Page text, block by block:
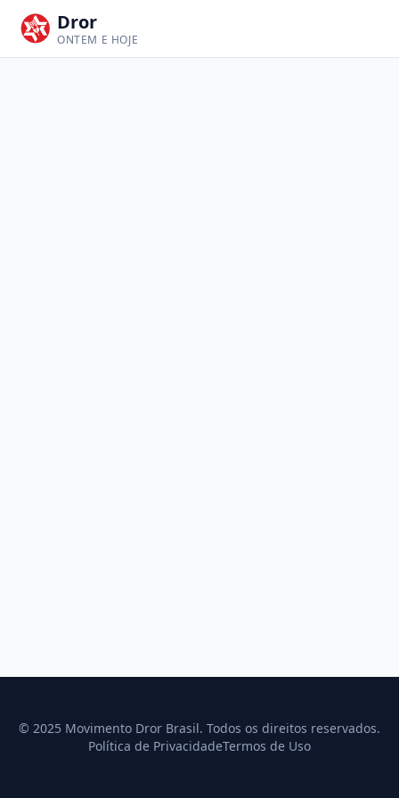
Dror
ONTEM E HOJE
© 2025 Movimento Dror Brasil. Todos os direitos reservados.
Política de PrivacidadeTermos de Uso